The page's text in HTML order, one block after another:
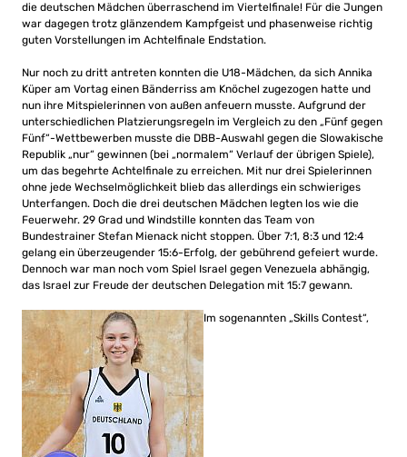
die deutschen Mädchen überraschend im Viertelfinale! Für die Jungen
war dagegen trotz glänzendem Kampfgeist und phasenweise richtig
guten Vorstellungen im Achtelfinale Endstation.
Nur noch zu dritt antreten konnten die U18-Mädchen, da sich Annika
Küper am Vortag einen Bänderriss am Knöchel zugezogen hatte und
nun ihre Mitspielerinnen von außen anfeuern musste. Aufgrund der
unterschiedlichen Platzierungsregeln im Vergleich zu den „Fünf gegen
Fünf“-Wettbewerben musste die DBB-Auswahl gegen die Slowakische
Republik „nur“ gewinnen (bei „normalem“ Verlauf der übrigen Spiele),
um das begehrte Achtelfinale zu erreichen. Mit nur drei Spielerinnen
ohne jede Wechselmöglichkeit blieb das allerdings ein schwieriges
Unterfangen. Doch die drei deutschen Mädchen legten los wie die
Feuerwehr. 29 Grad und Windstille konnten das Team von
Bundestrainer Stefan Mienack nicht stoppen. Über 7:1, 8:3 und 12:4
gelang ein überzeugender 15:6-Erfolg, der gebührend gefeiert wurde.
Dennoch war man noch vom Spiel Israel gegen Venezuela abhängig,
das Israel zur Freude der deutschen Delegation mit 15:7 gewann.
Im sogenannten „Skills Contest“,